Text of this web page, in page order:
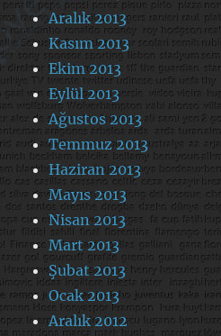
Aralık 2013
Kasım 2013
Ekim 2013
Eylül 2013
Ağustos 2013
Temmuz 2013
Haziran 2013
Mayıs 2013
Nisan 2013
Mart 2013
Şubat 2013
Ocak 2013
Aralık 2012